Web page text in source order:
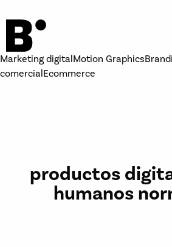
Marketing digitalMotion
comercialEcommerce
productos
humanos